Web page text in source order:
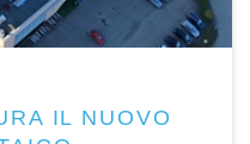
IL NUOVO